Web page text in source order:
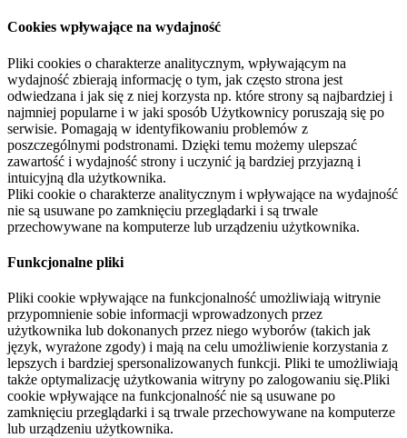
Cookies wpływające na wydajność
Pliki cookies o charakterze analitycznym, wpływającym na
wydajność zbierają informację o tym, jak często strona jest
odwiedzana i jak się z niej korzysta np. które strony są najbardziej i
najmniej popularne i w jaki sposób Użytkownicy poruszają się po
serwisie. Pomagają w identyfikowaniu problemów z
poszczególnymi podstronami. Dzięki temu możemy ulepszać
zawartość i wydajność strony i uczynić ją bardziej przyjazną i
intuicyjną dla użytkownika.
Pliki cookie o charakterze analitycznym i wpływające na wydajność
nie są usuwane po zamknięciu przeglądarki i są trwale
przechowywane na komputerze lub urządzeniu użytkownika.
Funkcjonalne pliki
Pliki cookie wpływające na funkcjonalność umożliwiają witrynie
przypomnienie sobie informacji wprowadzonych przez
użytkownika lub dokonanych przez niego wyborów (takich jak
język, wyrażone zgody) i mają na celu umożliwienie korzystania z
lepszych i bardziej spersonalizowanych funkcji. Pliki te umożliwiają
także optymalizację użytkowania witryny po zalogowaniu się.Pliki
cookie wpływające na funkcjonalność nie są usuwane po
zamknięciu przeglądarki i są trwale przechowywane na komputerze
lub urządzeniu użytkownika.